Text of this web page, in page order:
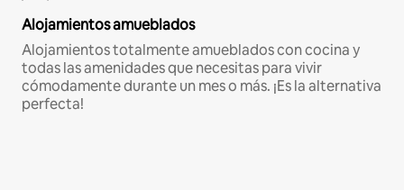
Alojamientos amueblados
Alojamientos totalmente amueblados con cocina y
todas las amenidades que necesitas para vivir
cómodamente durante un mes o más. ¡Es la alternativa
perfecta!